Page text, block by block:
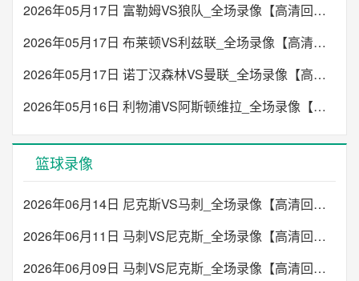
2026年05月17日 富勒姆VS狼队_全场录像【高清回放】
2026年05月17日 布莱顿VS利兹联_全场录像【高清回放】
2026年05月17日 诺丁汉森林VS曼联_全场录像【高清回放】
2026年05月16日 利物浦VS阿斯顿维拉_全场录像【高清回放】
篮球录像
2026年06月14日 尼克斯VS马刺_全场录像【高清回放】
2026年06月11日 马刺VS尼克斯_全场录像【高清回放】
2026年06月09日 马刺VS尼克斯_全场录像【高清回放】